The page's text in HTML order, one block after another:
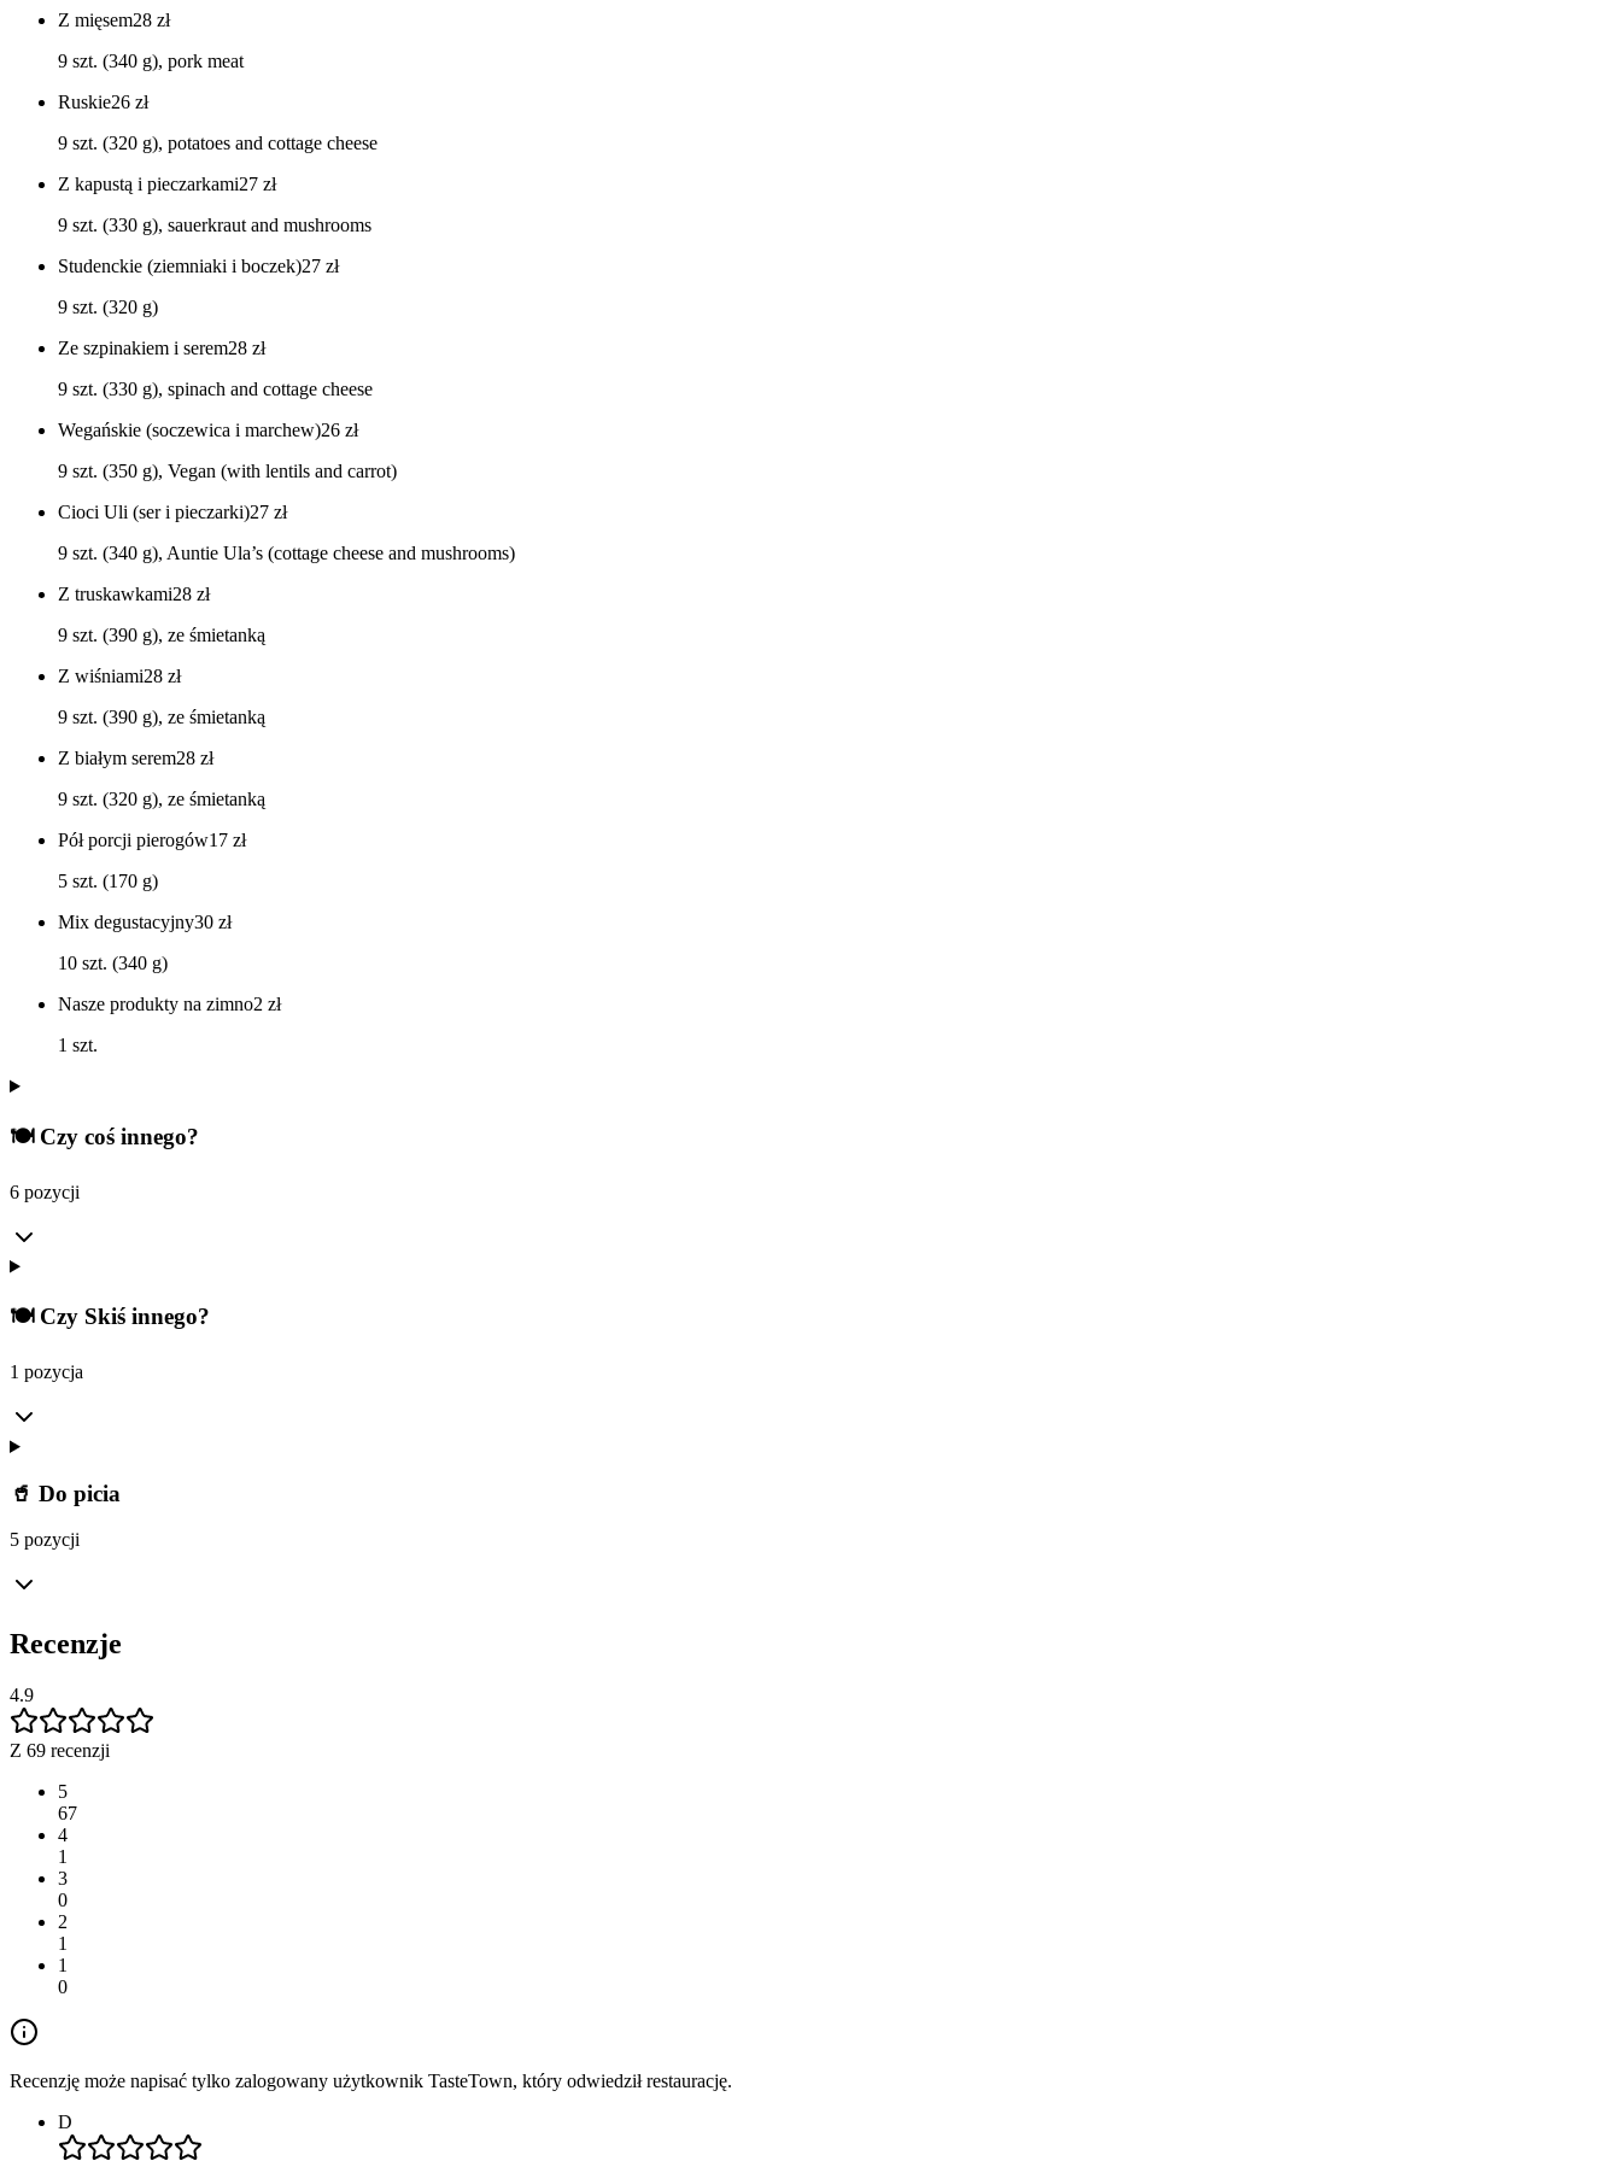
Z mięsem28 zł
9 szt. (340 g), pork meat
Ruskie26 zł
9 szt. (320 g), potatoes and cottage cheese
Z kapustą i pieczarkami27 zł
9 szt. (330 g), sauerkraut and mushrooms
Studenckie (ziemniaki i boczek)27 zł
9 szt. (320 g)
Ze szpinakiem i serem28 zł
9 szt. (330 g), spinach and cottage cheese
Wegańskie (soczewica i marchew)26 zł
9 szt. (350 g), Vegan (with lentils and carrot)
Cioci Uli (ser i pieczarki)27 zł
9 szt. (340 g), Auntie Ula’s (cottage cheese and mushrooms)
Z truskawkami28 zł
9 szt. (390 g), ze śmietanką
Z wiśniami28 zł
9 szt. (390 g), ze śmietanką
Z białym serem28 zł
9 szt. (320 g), ze śmietanką
Pół porcji pierogów17 zł
5 szt. (170 g)
Mix degustacyjny30 zł
10 szt. (340 g)
Nasze produkty na zimno2 zł
1 szt.
🍽️ Czy coś innego?
6 pozycji
🍽️ Czy Skiś innego?
1 pozycja
🥤 Do picia
5 pozycji
Recenzje
4.9
Z 69 recenzji
5
67
4
1
3
0
2
1
1
0
Recenzję może napisać tylko zalogowany użytkownik TasteTown, który odwiedził restaurację.
D